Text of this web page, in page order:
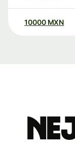
10000 MXN